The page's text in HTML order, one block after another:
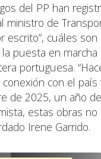
del PP han
ministro de
escrito”, cuáles
puesta en
portuguesa.
con el
de 2025, un año
estas obras
Irene Garrido.